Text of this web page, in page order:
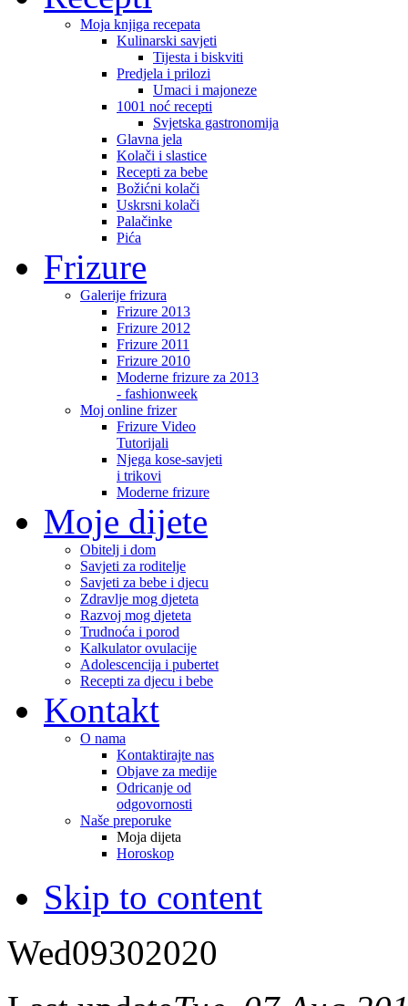
Moja knjiga recepata
Kulinarski savjeti
Tijesta i biskviti
Predjela i prilozi
Umaci i majoneze
1001 noć recepti
Svjetska gastronomija
Glavna jela
Kolači i slastice
Recepti za bebe
Božićni kolači
Uskrsni kolači
Palačinke
Pića
Frizure
Galerije frizura
Frizure 2013
Frizure 2012
Frizure 2011
Frizure 2010
Moderne frizure za 2013
- fashionweek
Moj online frizer
Frizure Video
Tutorijali
Njega kose-savjeti
i trikovi
Moderne frizure
Moje dijete
Obitelj i dom
Savjeti za roditelje
Savjeti za bebe i djecu
Zdravlje mog djeteta
Razvoj mog djeteta
Trudnoća i porod
Kalkulator ovulacije
Adolescencija i pubertet
Recepti za djecu i bebe
Kontakt
O nama
Kontaktirajte nas
Objave za medije
Odricanje od
odgovornosti
Naše preporuke
Moja dijeta
Horoskop
Skip to content
Wed09302020